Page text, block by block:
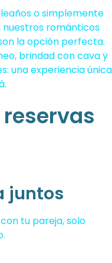
o simplemente
románticos
la opción perfecta.
brindad con cava y
una experiencia única
juntos
tu pareja, solo